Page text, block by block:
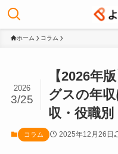
ホーム コラム
【2026年
グスの年
収・役職
2026
3/25
コラム 2025年12月26日